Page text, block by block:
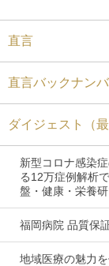
直言
直言バックナン
ダイジェスト（最
新型コロナ感染
る12万症例解析
盤・健康・栄養
福岡病院 品質保
地域医療の魅力